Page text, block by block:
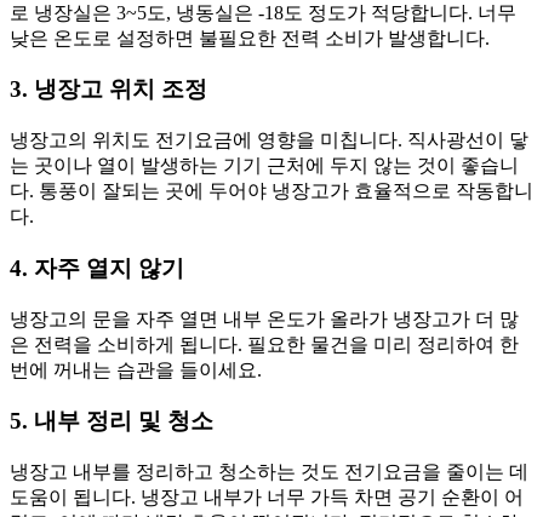
로 냉장실은 3~5도, 냉동실은 -18도 정도가 적당합니다. 너무
낮은 온도로 설정하면 불필요한 전력 소비가 발생합니다.
3. 냉장고 위치 조정
냉장고의 위치도 전기요금에 영향을 미칩니다. 직사광선이 닿
는 곳이나 열이 발생하는 기기 근처에 두지 않는 것이 좋습니
다. 통풍이 잘되는 곳에 두어야 냉장고가 효율적으로 작동합니
다.
4. 자주 열지 않기
냉장고의 문을 자주 열면 내부 온도가 올라가 냉장고가 더 많
은 전력을 소비하게 됩니다. 필요한 물건을 미리 정리하여 한
번에 꺼내는 습관을 들이세요.
5. 내부 정리 및 청소
냉장고 내부를 정리하고 청소하는 것도 전기요금을 줄이는 데
도움이 됩니다. 냉장고 내부가 너무 가득 차면 공기 순환이 어